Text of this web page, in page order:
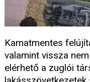
Kamatmentes
valamint vissza
elérhető a zuglói